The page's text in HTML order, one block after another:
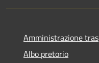
Amministrazione
Albo pretorio